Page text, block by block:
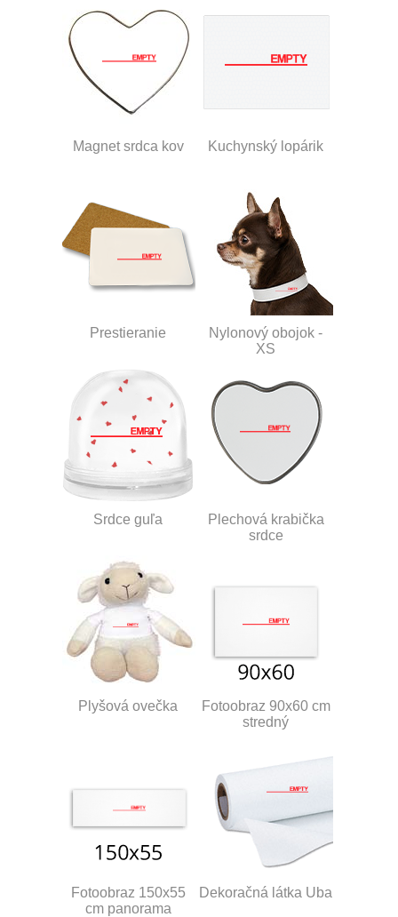
Magnet srdca kov Kuchynský lopárik
Prestieranie
Nylonový obojok -
XS
Srdce guľa
Plechová krabička
srdce
Plyšová ovečka
Fotoobraz 90x60 cm
stredný
Fotoobraz 150x55
cm panorama
Dekoračná látka Uba